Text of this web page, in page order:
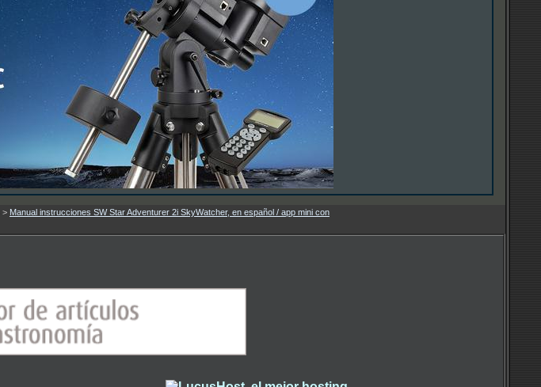
> Manual instrucciones SW Star Adventurer 2i SkyWatcher, en español / app mini con